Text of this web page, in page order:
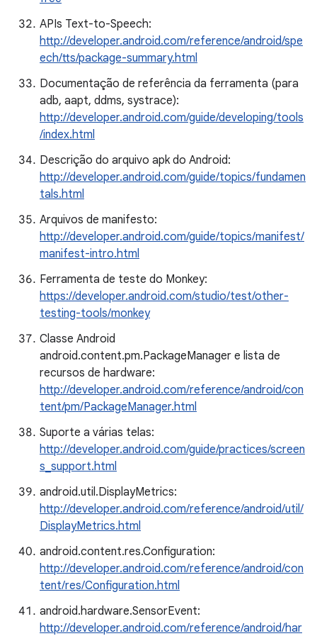
APIs Text-to-Speech:
http://developer.android.com/reference/android/spe
ech/tts/package-summary.html
Documentação de referência da ferramenta (para
adb, aapt, ddms, systrace):
http://developer.android.com/guide/developing/tools
/index.html
Descrição do arquivo apk do Android:
http://developer.android.com/guide/topics/fundamen
tals.html
Arquivos de manifesto:
http://developer.android.com/guide/topics/manifest/
manifest-intro.html
Ferramenta de teste do Monkey:
https://developer.android.com/studio/test/other-
testing-tools/monkey
Classe Android
android.content.pm.PackageManager e lista de
recursos de hardware:
http://developer.android.com/reference/android/con
tent/pm/PackageManager.html
Suporte a várias telas:
http://developer.android.com/guide/practices/screen
s_support.html
android.util.DisplayMetrics:
http://developer.android.com/reference/android/util/
DisplayMetrics.html
android.content.res.Configuration:
http://developer.android.com/reference/android/con
tent/res/Configuration.html
android.hardware.SensorEvent:
http://developer.android.com/reference/android/har